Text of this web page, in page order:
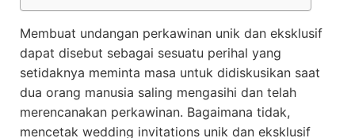
Membuat undangan perkawinan unik dan eksklusif
dapat disebut sebagai sesuatu perihal yang
setidaknya meminta masa untuk didiskusikan saat
dua orang manusia saling mengasihi dan telah
merencanakan perkawinan. Bagaimana tidak,
mencetak wedding invitations unik dan eksklusif